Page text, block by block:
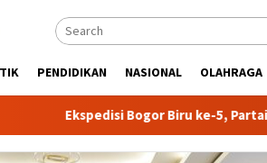
PENDIDIKAN NASIONAL OLAHRAGA
Ekspedisi Bogor Biru ke-5, Partai